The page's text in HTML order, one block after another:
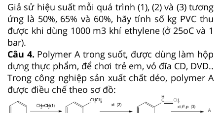
Giả sử hiệu suất mỗi quá trình (1), (2) và (3) tương
ứng là 50%, 65% và 60%, hãy tính số kg PVC thu
được khi dùng 1000 m3 khí ethylene (ở 25oC và 1
bar).
Câu 4. Polymer A trong suốt, được dùng làm hộp
dựng thực phẩm, để chơi trẻ em, vỏ đĩa CD, DVD..
Trong công nghiệp sản xuất chất dẻo, polymer A
được điều chế theo sơ đồ: